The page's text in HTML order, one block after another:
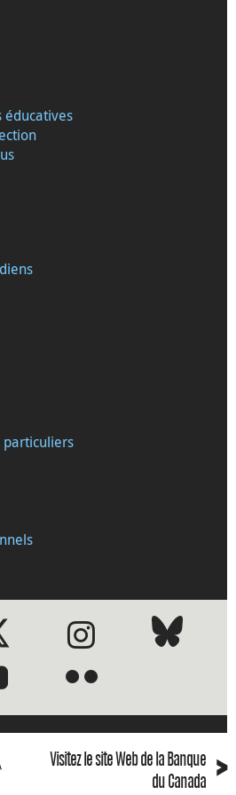
éducatives
particuliers
●●
Visitez le site Web de la Banque
du Canada
›